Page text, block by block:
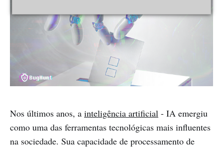
Nos últimos anos, a inteligência artificial - IA emergiu
como uma das ferramentas tecnológicas mais influentes
na sociedade. Sua capacidade de processamento de